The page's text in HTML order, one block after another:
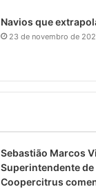
Navios que
23 de novembro de
Sebastião Marcos
Superintendente
Coopercitrus